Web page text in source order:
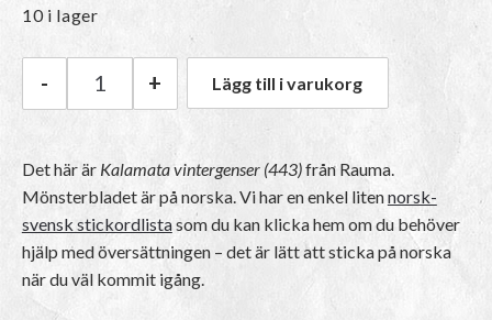
10 i lager
Rauma Mönsterblad Kalamata vintergenser
- + Lägg till i varukorg
Det här är Kalamata vintergenser (443)från Rauma.
Mönsterbladet är på norska. Vi har en enkel litennorsk-
svensk stickordlistasom du kan klicka hem om du behöver
hjälp med översättningen – det är lätt att sticka på norska
när du väl kommit igång.